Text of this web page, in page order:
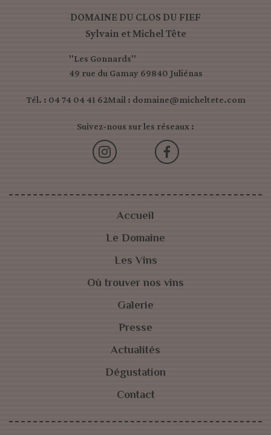
DOMAINE DU CLOS DU FIEF
Sylvain et Michel Tête
"Les Gonnards"
49 rue du Gamay 69840 Juliénas
Tél. : 04 74 04 41 62Mail : domaine@micheltete.com
Suivez-nous sur les réseaux :
Accueil
Le Domaine
Les Vins
Où trouver nos vins
Galerie
Presse
Actualités
Dégustation
Contact